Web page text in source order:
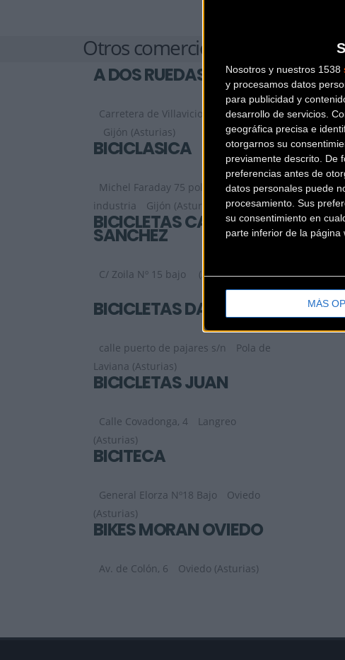
Nosotros y nuestros 1538
y procesamos datos
para publicidad y
desarrollo de servicios.
geográfica precisa e
otorgarnos su
previamente descrito. De
preferencias antes de
datos personales puede
procesamiento. Sus
su consentimiento en
parte inferior de la página
MÁS
Otros comercios
A DOS RUEDAS
Carretera de Villaviciosa 22, Bajo B
Gijón (Asturias)
BICICLÁSICA
Michel Faraday 75 poligono
industria
Gijón (Asturias)
BICICLETAS CACHULI
SANCHEZ
C/ Zoila Nº 15 bajo (Asturias)
BICICLETAS DAVID
calle puerto de pajares s/n
Pola de
Laviana (Asturias)
BICICLETAS JUAN
Calle Covadonga, 4
Langreo
(Asturias)
BICITECA
General Elorza Nº18 Bajo
Oviedo
(Asturias)
BIKES MORAN OVIEDO
Av. de Colón, 6 Oviedo (Asturias)